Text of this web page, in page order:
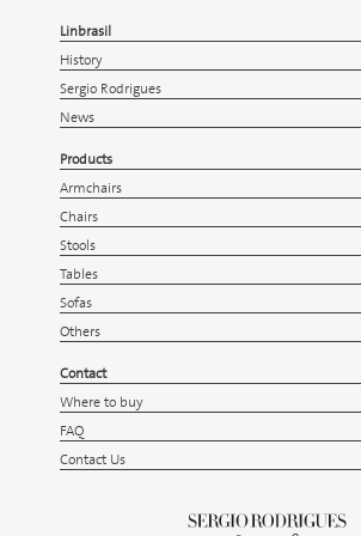
Linbrasil
History
Sergio Rodrigues
News
Products
Armchairs
Chairs
Stools
Tables
Sofas
Others
Contact
Where to buy
FAQ
Contact Us